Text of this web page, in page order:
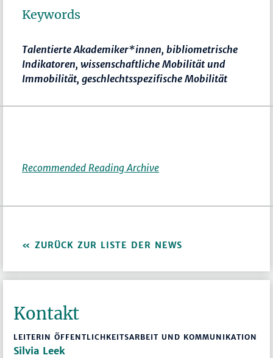
Keywords
Talentierte Akademiker*innen, bibliometrische
Indikatoren, wissenschaftliche Mobilität und
Immobilität, geschlechtsspezifische Mobilität
Recommended Reading Archive
ZURÜCK ZUR LISTE DER NEWS
Kontakt
LEITERIN ÖFFENTLICHKEITSARBEIT UND KOMMUNIKATION
Silvia Leek